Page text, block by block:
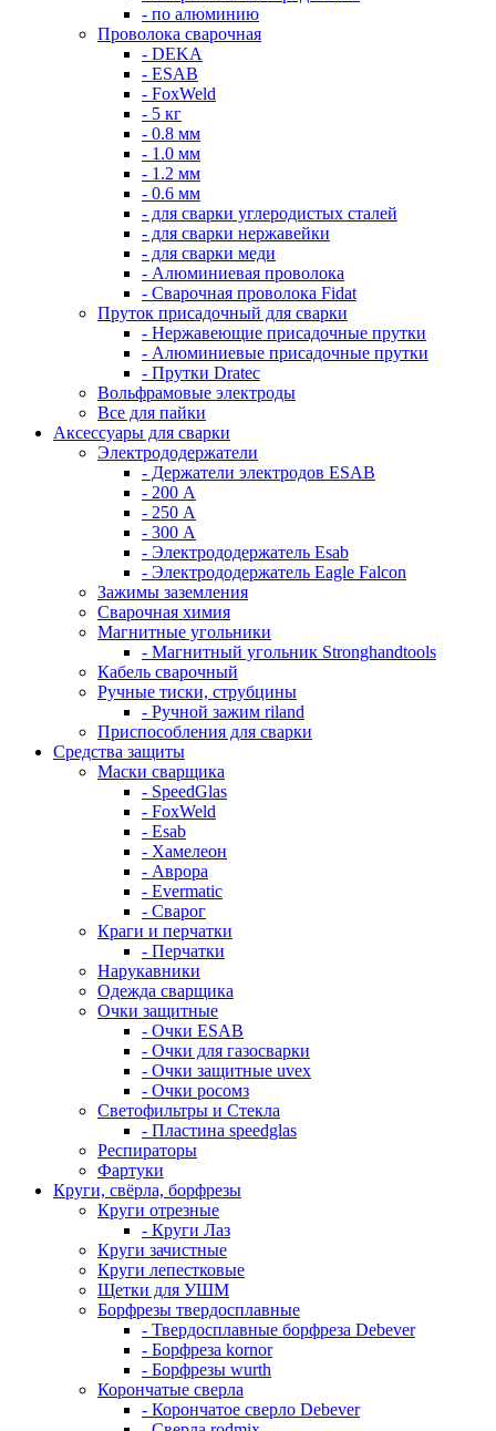
- по алюминию
Проволока сварочная
- DEKA
- ESAB
- FoxWeld
- 5 кг
- 0.8 мм
- 1.0 мм
- 1.2 мм
- 0.6 мм
- для сварки углеродистых сталей
- для сварки нержавейки
- для сварки меди
- Алюминиевая проволока
- Сварочная проволока Fidat
Пруток присадочный для сварки
- Нержавеющие присадочные прутки
- Алюминиевые присадочные прутки
- Прутки Dratec
Вольфрамовые электроды
Все для пайки
Аксессуары для сварки
Электрододержатели
- Держатели электродов ESAB
- 200 А
- 250 А
- 300 А
- Электрододержатель Esab
- Электрододержатель Eagle Falcon
Зажимы заземления
Сварочная химия
Магнитные угольники
- Магнитный угольник Stronghandtools
Кабель сварочный
Ручные тиски, струбцины
- Ручной зажим riland
Приспособления для сварки
Средства защиты
Маски сварщика
- SpeedGlas
- FoxWeld
- Esab
- Хамелеон
- Аврора
- Evermatic
- Сварог
Краги и перчатки
- Перчатки
Нарукавники
Одежда сварщика
Очки защитные
- Очки ESAB
- Очки для газосварки
- Очки защитные uvex
- Очки росомз
Светофильтры и Стекла
- Пластина speedglas
Респираторы
Фартуки
Круги, свёрла, борфрезы
Круги отрезные
- Круги Лаз
Круги зачистные
Круги лепестковые
Щетки для УШМ
Борфрезы твердосплавные
- Твердосплавные борфреза Debever
- Борфреза kornor
- Борфрезы wurth
Корончатые сверла
- Корончатое сверло Debever